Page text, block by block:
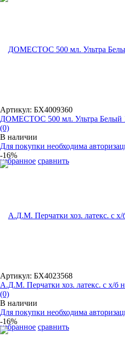
избранное сравнить
Артикул: БХ4009360
ДОМЕСТОС 500 мл. Ультра Белый
(0)
В наличии
Для покупки необходима
-16%
избранное сравнить
Артикул: БХ4023568
А.Д.М. Перчатки хоз. латекс. с х/
(0)
В наличии
Для покупки необходима
-16%